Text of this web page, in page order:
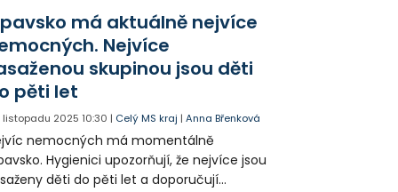
borelióza a ojedinělé případy
a horečky Dengue. Hygienici nadále
důslednou prevenci, zejména
rukou.
má aktuálně nejvíce
Nejvíce
skupinou jsou děti
pěti let
listopadu 2025 10:30 | Celý MS kraj |Anna Břenková
nemocných má momentálně
Hygienici upozorňují, že nejvíce jsou
děti do pěti let a doporučují